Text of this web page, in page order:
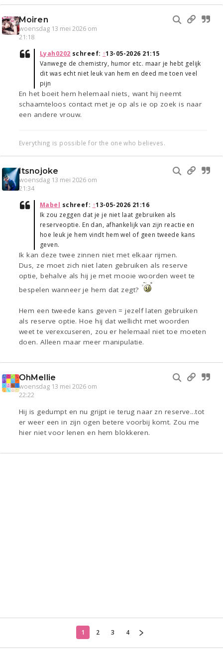
Moiren
woensdag 13 mei 2026 om
21:18
Lyah0202 schreef: ↑13-05-2026 21:15
Vanwege de chemistry, humor etc. maar je hebt gelijk
dit was echt niet leuk van hem en deed me toen veel
pijn
En het boeit hem helemaal niets, want hij neemt
schaamteloos contact met je op als ie op zoek is naar
een andere vrouw.
Everything is possible for the one who believes.
Itsnojoke
woensdag 13 mei 2026 om
21:34
Mabel schreef: ↑13-05-2026 21:16
Ik zou zeggen dat je je niet laat gebruiken als
reserveoptie. En dan, afhankelijk van zijn reactie en
hoe leuk je hem vindt hem wel of geen tweede kans
geven.
Ik kan deze twee zinnen niet met elkaar rijmen.
Dus, ze moet zich niet laten gebruiken als reserve
optie, behalve als hij je met mooie woorden weet te
bespelen wanneer je hem dat zegt?
Hem een tweede kans geven = jezelf laten gebruiken
als reserve optie. Hoe hij dat wellicht met woorden
weet te verexcuseren, zou er helemaal niet toe moeten
doen. Alleen maar meer manipulatie.
OhMellie
woensdag 13 mei 2026 om
22:22
Hij is gedumpt en nu grijpt ie terug naar zn reserve...tot
er weer een in zijn ogen betere voorbij komt. Zou me
hier niet voor lenen en hem blokkeren.
1 2 3 4